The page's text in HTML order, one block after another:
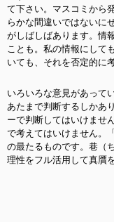
て下さい。マスコミから
らかな間違いではないに
がしばしばあります。情
ことも。私の情報にして
いても、それを否定的に
いろいろな意見があって
あたまで判断するしかあ
ーで判断してはいけませ
で考えてはいけません。
の最たるものです。巷（
理性をフル活用して真贋